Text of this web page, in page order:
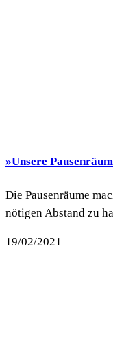
»Unsere
Die Pausenräume
nötigen Abstand zu
19/02/2021